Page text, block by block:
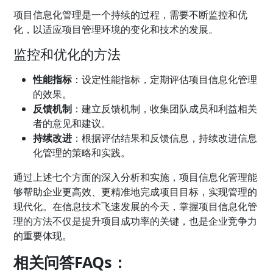
项目信息化管理是一个持续的过程，需要不断监控和优
化，以适应项目管理环境的变化和技术的发展。
监控和优化的方法
性能指标：设定性能指标，定期评估项目信息化管理
的效果。
反馈机制 ：建立反馈机制，收集团队成员和利益相关
者的意见和建议。
持续改进 ：根据评估结果和反馈信息，持续改进信息
化管理的策略和实践。
通过上述七个方面的深入分析和实施，项目信息化管理能
够帮助企业更高效、更精准地完成项目目标，实现管理的
现代化。在信息技术飞速发展的今天，掌握项目信息化管
理的方法不仅是提升项目成功率的关键，也是企业竞争力
的重要体现。
相关问答FAQs：